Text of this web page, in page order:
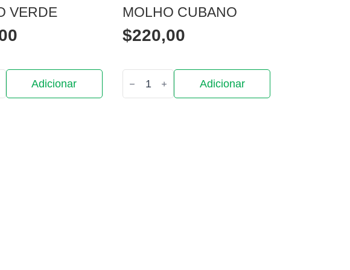
VERDE
Adicionar
MOLHO CUBANO
$220,00
Quantidade
de
Molho
Adicionar